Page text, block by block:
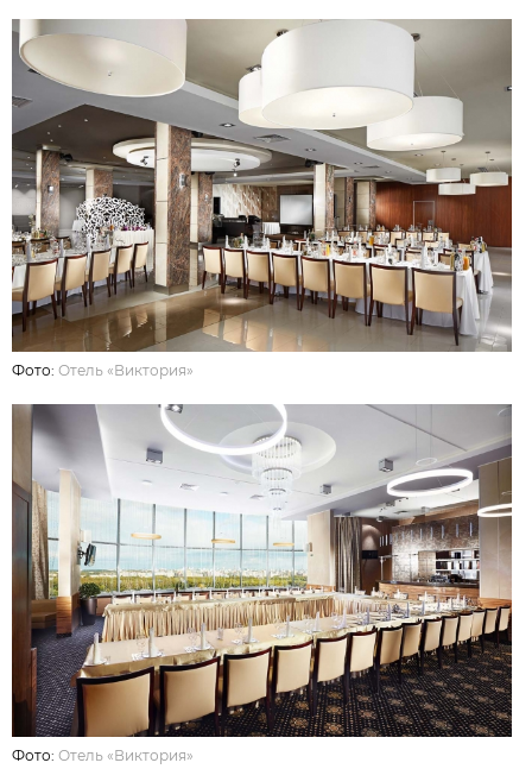
Фото:Отель «Виктория»
Фото:Отель «Виктория»